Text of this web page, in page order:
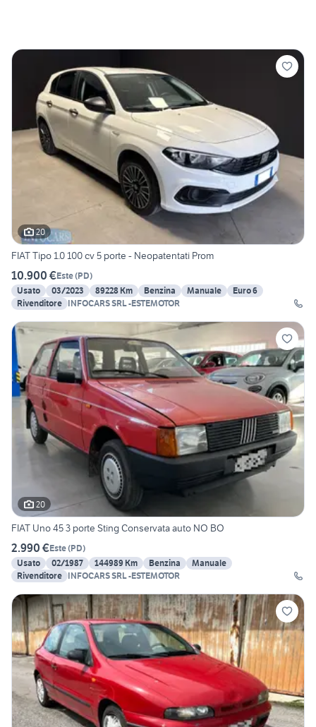
20
FIAT Tipo 1.0 100 cv 5 porte - Neopatentati Prom
10.900 €Este(PD)
Usato
03/2023 89228 Km Benzina Manuale
Euro 6
Rivenditore INFOCARS SRL -ESTEMOTOR
20
FIAT Uno 45 3 porte Sting Conservata auto NO BO
2.990 €Este(PD)
Usato
02/1987 144989 Km Benzina
Manuale
Rivenditore INFOCARS SRL -ESTEMOTOR